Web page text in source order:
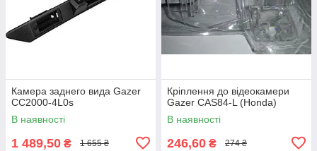
Камера заднего вида Gazer
CC2000-4L0s
В наявності
1 489,50 ₴ 1 655 ₴
Кріплення до відеокамери
Gazer CAS84-L (Honda)
В наявності
246,60 ₴ 274 ₴